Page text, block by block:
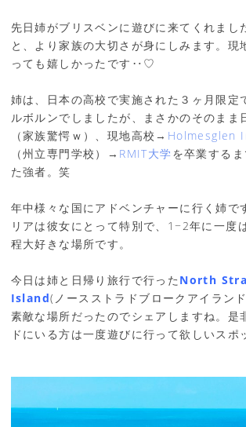
先日姉がブリスベンに遊びに来てくれまし
と、より家族の大切さが身にしみます。現
っても嬉しかったです‥♡
姉は、日本の高校で実施された３ヶ月限定
ルボルンでしましたが、まさかのそのまま
（家族驚愕ｗ）、現地高校→ Holmesglen
（州立専門学校）→ RMIT大学を卒業する
た強者。笑
年中様々な国にアドベンチャーに行く姉で
リアは彼女にとって特別で、1−2年に一度
程大好きな場所です。
今日は姉と日帰り旅行で行った North
Island(ノースストラドブロークアイラン
素敵な場所だったのでシェアしますね。是
ドにいる方は一度遊びに行って欲しいスポ